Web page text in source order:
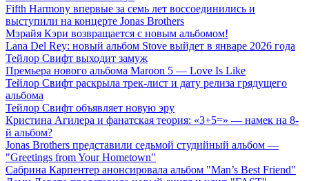
Fifth Harmony впервые за семь лет воссоединились и
выступили на концерте Jonas Brothers
Мэрайя Кэри возвращается с новым альбомом!
Lana Del Rey: новый альбом Stove выйдет в январе 2026 года
Тейлор Свифт выходит замуж
Премьера нового альбома Maroon 5 — Love Is Like
Тейлор Свифт раскрыла трек-лист и дату релиза грядущего
альбома
Тейлор Свифт объявляет новую эру
Кристина Агилера и фанатская теория: «3+5=» — намек на 8-
й альбом?
Jonas Brothers представили седьмой студийный альбом —
"Greetings from Your Hometown"
Сабрина Карпентер анонсировала альбом "Man’s Best Friend"